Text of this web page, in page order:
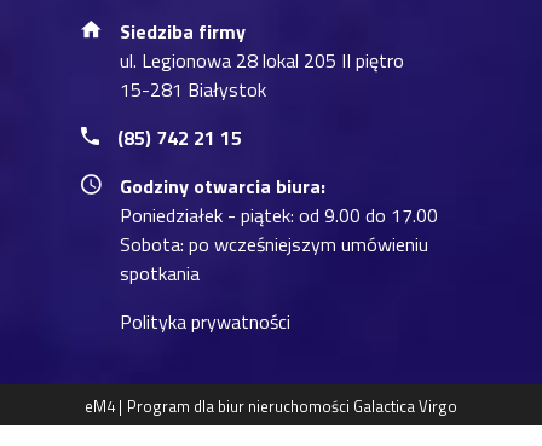
Siedziba firmy
ul. Legionowa 28 lokal 205 II piętro
15-281 Białystok
(85) 742 21 15
Godziny otwarcia biura:
Poniedziałek - piątek: od 9.00 do 17.00
Sobota: po wcześniejszym umówieniu
spotkania
Polityka prywatności
eM4 | Program dla biur nieruchomości Galactica Virgo